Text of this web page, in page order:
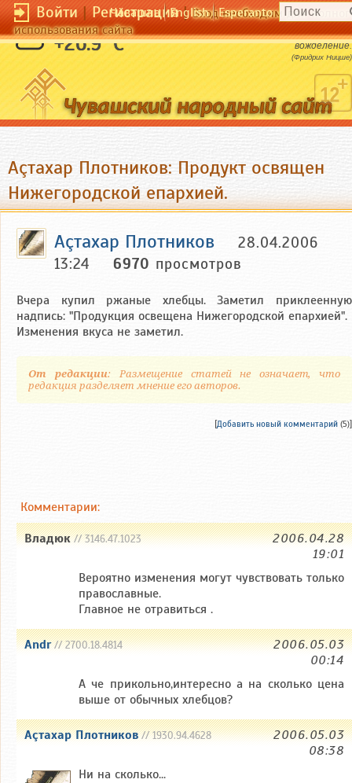
Войти|Регистрация|Вход необходим для
использования сайта
Чӑвашла English Esperanto
+26.9 °C
Любовь прощает любимому даже его
вожделение.
(Фридрих Ницше)
Аçтахар Плотников: Продукт освящен
Нижегородской епархией.
Аçтахар Плотников
28.04.2006
13:24
6970 просмотров
Вчера купил ржаные хлебцы. Заметил приклеенную
надпись: "Продукция освещена Нижегородской епархией".
Изменения вкуса не заметил.
От редакции: Размещение статей не означает, что
редакция разделяет мнение его авторов.
[Добавить новый комментарий (5)]
Комментарии:
Владюк// 3146.47.1023
2006.04.28
19:01
Вероятно изменения могут чувствовать только
православные.
Главное не отравиться .
Andr// 2700.18.4814
2006.05.03
00:14
А че прикольно,интересно а на сколько цена
выше от обычных хлебцов?
Аçтахар Плотников// 1930.94.4628
2006.05.03
08:38
Ни на сколько...